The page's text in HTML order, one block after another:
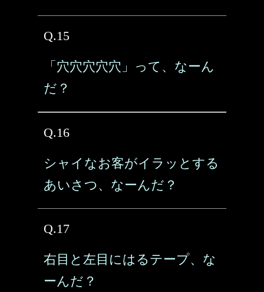
Q.15
「穴穴穴穴穴」って、なーん
だ？
Q.16
シャイなお客がイラッとする
あいさつ、なーんだ？
Q.17
右目と左目にはるテープ、な
ーんだ？